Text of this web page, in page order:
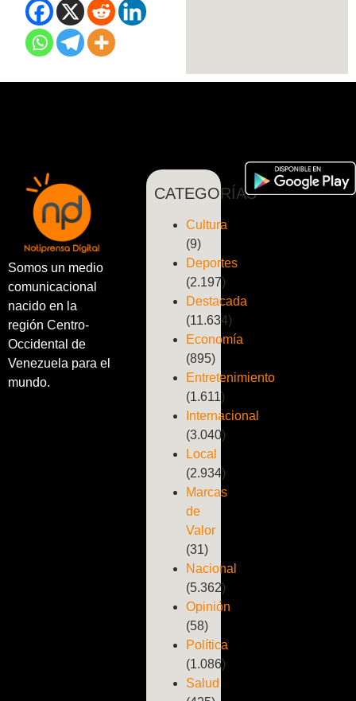
Somos un medio
comunicacional
nacido en la
región Centro-
Occidental de
Venezuela para el
mundo.
CATEGORÍAS
Cultura
(9)
Deportes
(2.197)
Destacada
(11.634)
Economía
(895)
Entretenimiento
(1.611)
Internacional
(3.040)
Local
(2.934)
Marcas
de
Valor
(31)
Nacional
(5.362)
Opinión
(58)
Política
(1.086)
Salud